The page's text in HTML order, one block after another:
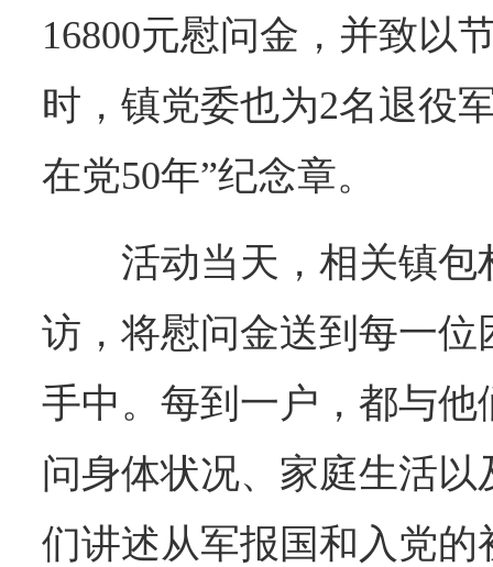
16800元慰问金，并致以
时，镇党委也为2名退役
在党50年”纪念章。
活动当天，相关镇
访，将慰问金送到每一
手中。每到一户，都与
问身体状况、家庭生活
们讲述从军报国和入党